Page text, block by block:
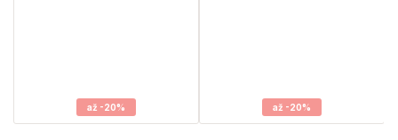
až -20% až -20%